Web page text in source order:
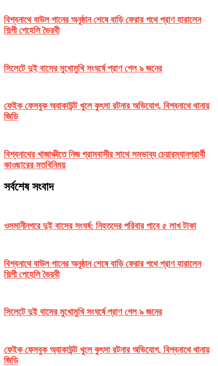
বিশ্বনাথে বাউল গানের অনুষ্ঠান শেষে বাড়ি ফেরার পথে প্রাণ হারালেন
শিল্পী পেহেলি ভৈরবী
সিলেটে দুই বাসের মুখোমুখি সংঘর্ষে প্রাণ গেল ৯ জনের
ফেইক ফেসবুক অ্যাকাউন্ট খুলে কুৎসা রটনার অভিযোগ, বিশ্বনাথে থানায়
জিডি
বিশ্বনাথের খাজাঞ্চীতে নিজ গ্রামবাসীর সাথে সম্ভাব্য চেয়ারম্যানপ্রার্থী
কাওছারের মতবিনিময়
সর্বশেষ সংবাদ
ওসমানীনগরে দুই বাসের সংঘর্ষ: নিহতদের পরিবার পাবে ৫ লাখ টাকা
বিশ্বনাথে বাউল গানের অনুষ্ঠান শেষে বাড়ি ফেরার পথে প্রাণ হারালেন
শিল্পী পেহেলি ভৈরবী
সিলেটে দুই বাসের মুখোমুখি সংঘর্ষে প্রাণ গেল ৯ জনের
ফেইক ফেসবুক অ্যাকাউন্ট খুলে কুৎসা রটনার অভিযোগ, বিশ্বনাথে থানায়
জিডি